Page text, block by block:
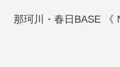
那珂川・春日BASE 《